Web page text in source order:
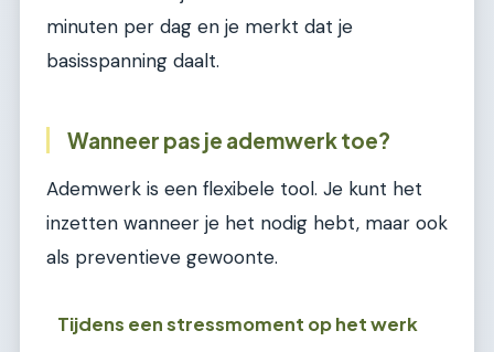
minuten per dag en je merkt dat je
basisspanning daalt.
Wanneer pas je ademwerk toe?
Ademwerk is een flexibele tool. Je kunt het
inzetten wanneer je het nodig hebt, maar ook
als preventieve gewoonte.
Tijdens een stressmoment op het werk